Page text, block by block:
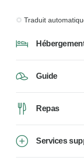
Traduit
Guide
Repas
Services